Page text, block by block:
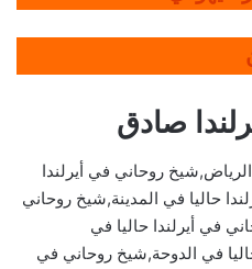
صادق
روحاني في أيرلندا
حاليا في المدينة,شيخ روحاني
في أيرلندا حاليا في
في الدوحة,شيخ روحاني في